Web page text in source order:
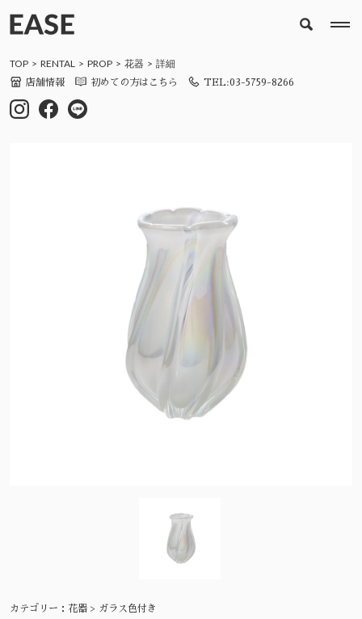
TOP RENTAL PROP 花器 詳細
店舗情報 初めての方はこちら TEL:03-5759-8266
カテゴリー： 花器 > ガラス色付き